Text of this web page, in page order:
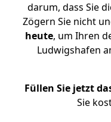
darum, dass Sie
Zögern Sie nicht
heute, um Ihren
Ludwigshafen
Füllen Sie jetzt
Sie